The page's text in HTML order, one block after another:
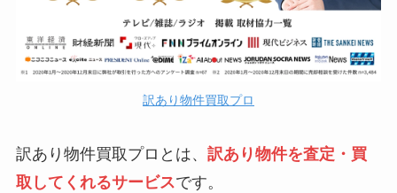
訳あり物件買取プロ
訳あり物件買取プロとは、 訳あり物件を査定・買
取してくれるサービスです。